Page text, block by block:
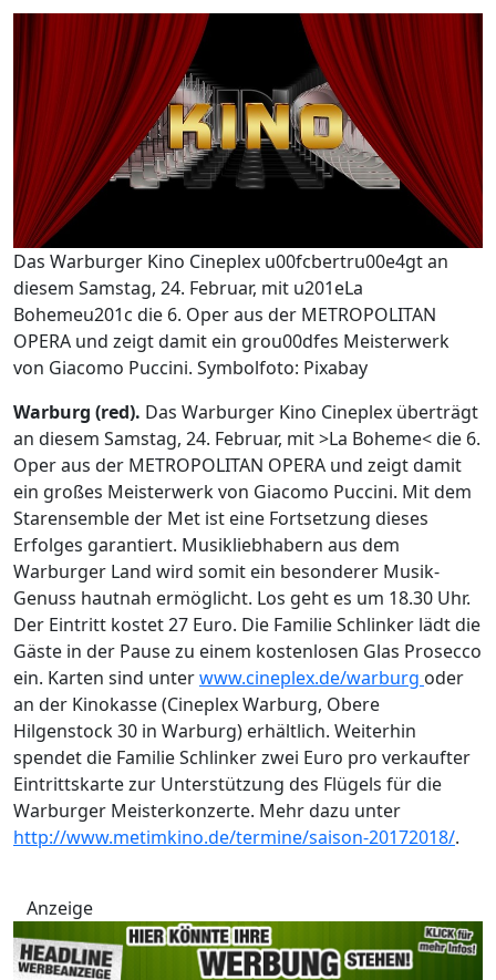
Das Warburger Kino Cineplex u00fcbertru00e4gt an
diesem Samstag, 24. Februar, mit u201eLa
Bohemeu201c die 6. Oper aus der METROPOLITAN
OPERA und zeigt damit ein grou00dfes Meisterwerk
von Giacomo Puccini. Symbolfoto: Pixabay
Warburg (red). Das Warburger Kino Cineplex überträgt
an diesem Samstag, 24. Februar, mit >La Boheme< die 6.
Oper aus der METROPOLITAN OPERA und zeigt damit
ein großes Meisterwerk von Giacomo Puccini. Mit dem
Starensemble der Met ist eine Fortsetzung dieses
Erfolges garantiert. Musikliebhabern aus dem
Warburger Land wird somit ein besonderer Musik-
Genuss hautnah ermöglicht. Los geht es um 18.30 Uhr.
Der Eintritt kostet 27 Euro. Die Familie Schlinker lädt die
Gäste in der Pause zu einem kostenlosen Glas Prosecco
ein. Karten sind unterwww.cineplex.de/warburg oder
an der Kinokasse (Cineplex Warburg, Obere
Hilgenstock 30 in Warburg) erhältlich. Weiterhin
spendet die Familie Schlinker zwei Euro pro verkaufter
Eintrittskarte zur Unterstützung des Flügels für die
Warburger Meisterkonzerte. Mehr dazu unter
http://www.metimkino.de/termine/saison-20172018/.
Anzeige